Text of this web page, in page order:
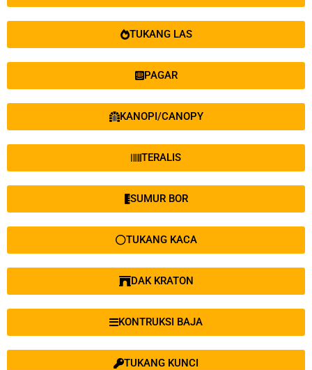
TUKANG LAS
PAGAR
KANOPI/CANOPY
TERALIS
SUMUR BOR
TUKANG KACA
DAK KRATON
KONTRUKSI BAJA
TUKANG KUNCI